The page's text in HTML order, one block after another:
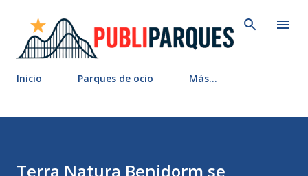
Inicio Parques de ocio Más…
Terra Natura Benidorm se